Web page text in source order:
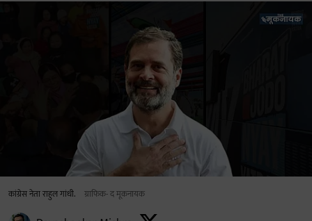
कांग्रेस नेता राहुल गांधी. ग्राफिक- द मूकनायक